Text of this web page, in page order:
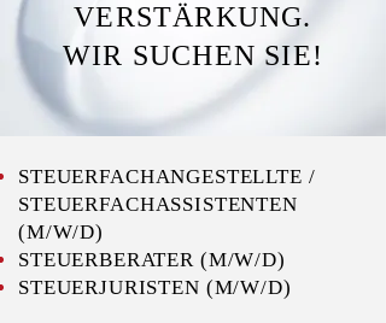
VERSTÄRKUNG.
WIR SUCHEN SIE!
STEUERFACHANGESTELLTE /
STEUERFACHASSISTENTEN
(M/W/D)
STEUERBERATER (M/W/D)
STEUERJURISTEN (M/W/D)